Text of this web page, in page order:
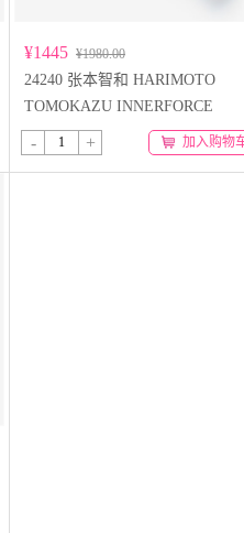
¥1445 ¥1980.00
24240 张本智和 HARIMOTO
TOMOKAZU INNERFORCE
SUPER ALC-CS
- + 加入购物